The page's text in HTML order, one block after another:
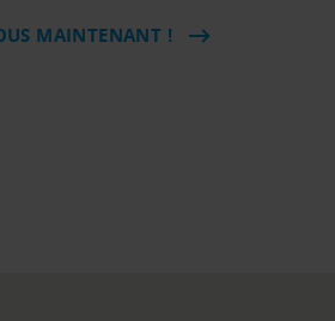
MAINTENANT !